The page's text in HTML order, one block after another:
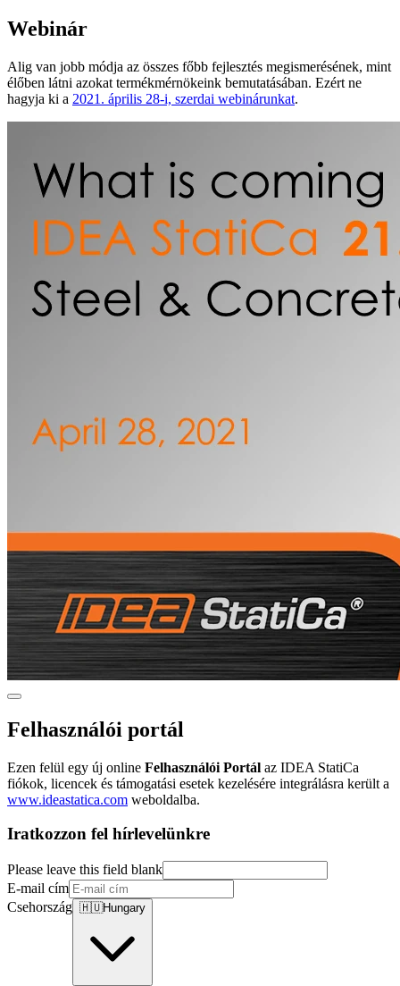
Webinár
Alig van jobb módja az összes főbb fejlesztés megismerésének, mint
élőben látni azokat termékmérnökeink bemutatásában. Ezért ne
hagyja ki a 2021. április 28-i, szerdai webinárunkat.
Felhasználói portál
Ezen felül egy új online Felhasználói Portál az IDEA StatiCa
fiókok, licencek és támogatási esetek kezelésére integrálásra került a
www.ideastatica.com weboldalba.
Iratkozzon fel hírlevelünkre
Please leave this field blank
E-mail cím
Csehország 🇭🇺Hungary